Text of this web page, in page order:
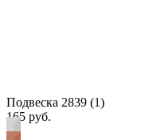
Подвеска 2839 (1)
165 руб.